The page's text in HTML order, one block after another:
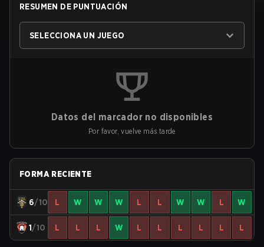
RESUMEN DE PUNTUACIÓN
SELECCIONA UN JUEGO
Datos del marcador no disponibles
Por favor, vuelve más tarde
FORMA RECIENTE
6/10 L W W W L L W W L W
1/10 L L L W L L L L L L